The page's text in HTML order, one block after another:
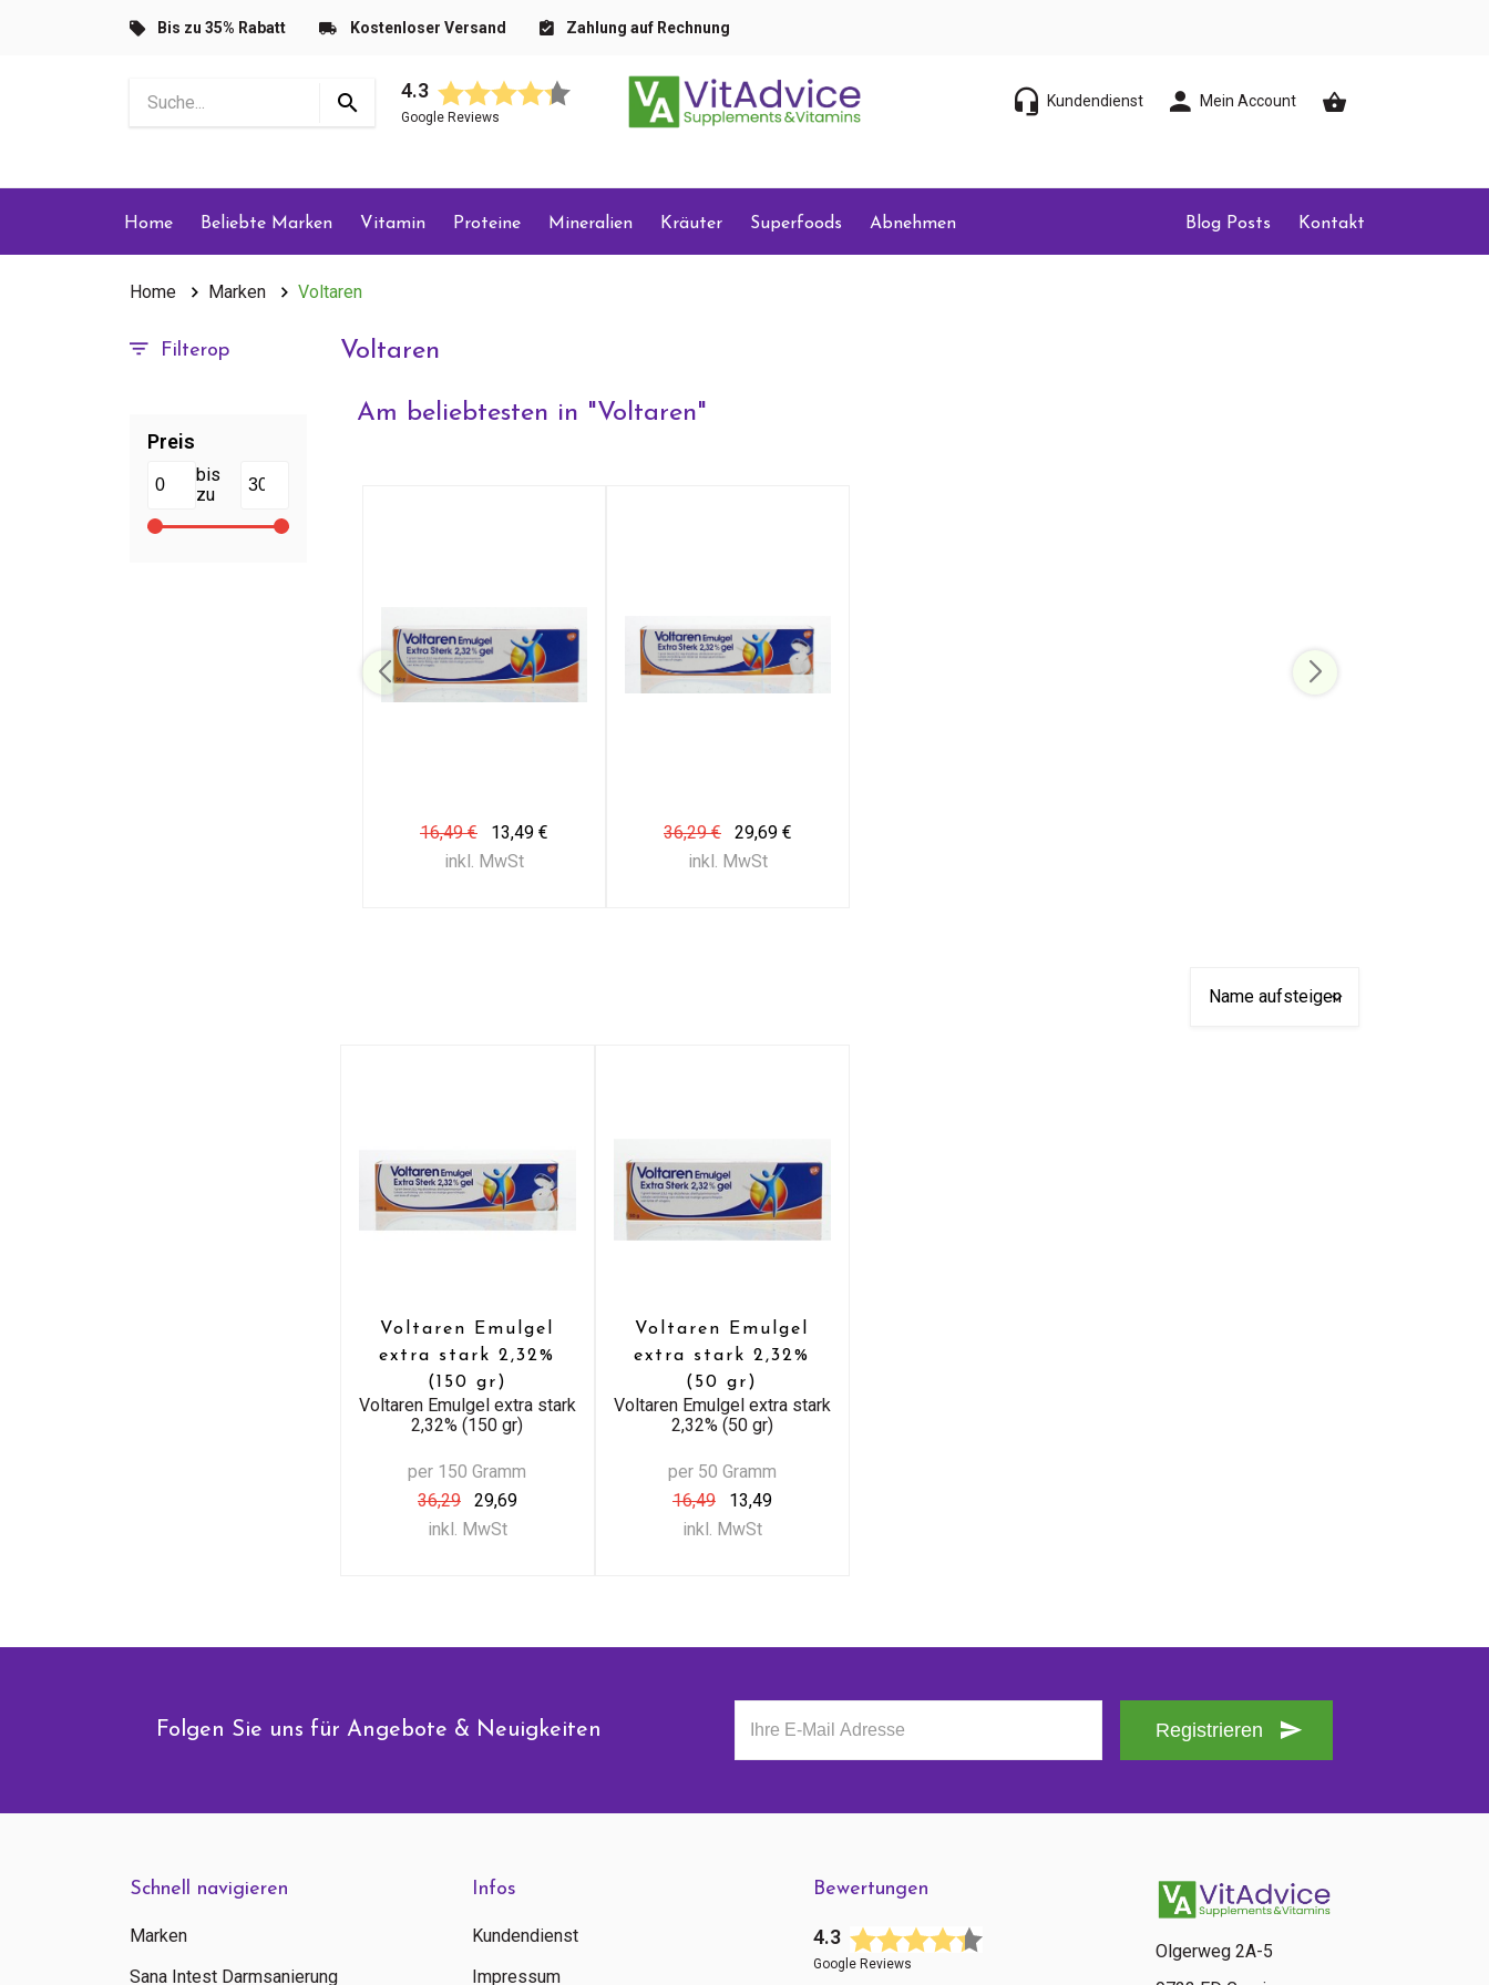
Bis zu 35% Rabatt Kostenloser Versand Zahlung auf Rechnung
4.3
Google Reviews
Kundendienst Mein Account
Home Beliebte Marken Vitamin Proteine Mineralien Kräuter Superfoods Abnehmen Blog Posts Kontakt
Home Marken Voltaren
Filterop
Preis
bis
zu
Voltaren
Am beliebtesten in "Voltaren"
16,49 €
13,49 €
inkl. MwSt
36,29 €
29,69 €
inkl. MwSt
Voltaren Emulgel
extra stark 2,32%
(150 gr)
Voltaren Emulgel extra stark
2,32% (150 gr)
per 150 Gramm
36,29
29,69
inkl. MwSt
Voltaren Emulgel
extra stark 2,32%
(50 gr)
Voltaren Emulgel extra stark
2,32% (50 gr)
per 50 Gramm
16,49
13,49
inkl. MwSt
Folgen Sie uns für Angebote & Neuigkeiten Registrieren
Schnell navigieren
Marken
Sana Intest Darmsanierung
Infos
Kundendienst
Impressum
Bewertungen
4.3
Google Reviews
Olgerweg 2A-5